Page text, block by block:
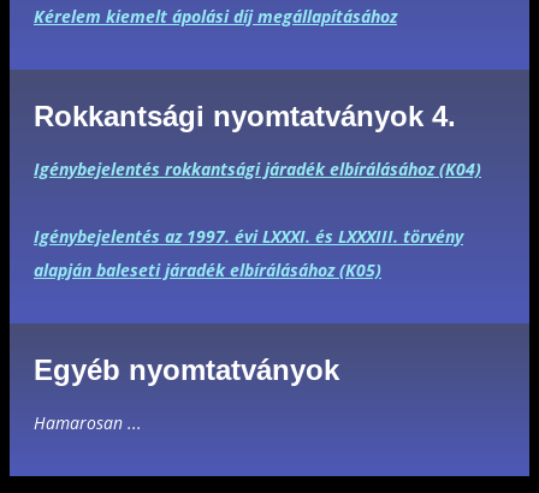
Kérelem kiemelt ápolási díj megállapításához
Rokkantsági nyomtatványok 4.
Igénybejelentés rokkantsági járadék elbírálásához (K04)
Igénybejelentés az 1997. évi LXXXI. és LXXXIII. törvény
alapján baleseti járadék elbírálásához (K05)
Egyéb nyomtatványok
Hamarosan ...